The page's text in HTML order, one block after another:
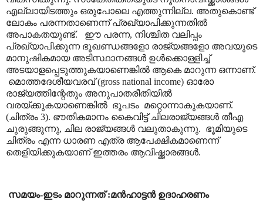
എല്ലായിടത്തും ഒരുപോലെ എത്തുന്നില്ല. അതുകൊണ്ട്
ലോകം പരന്നതാണെന്ന് പ്രഖ്യാപിക്കുന്നതിൽ
അപാകതയുണ്ട്.
ഈ പരന്ന, നിശ്ചിത വലിപ്പം
പ്രഖ്യാപിക്കുന്ന ഭൂഖണ്ഡങ്ങളോ രാജ്യങ്ങളോ അവയുടെ
മാനുഷികമായ അടിസ്ഥാനങ്ങൾ ഉൾക്കൊള്ളിച്ച്
അടയാളപ്പെടുത്തുകയാണെങ്കിൽ ആകെ മാറുന്ന ഒന്നാണ്.
മൊത്തദേശീയവരവ് (gross national income) ഓരോ
രാജ്യത്തിന്റേതും അനുപാതരീതിയിൽ
വരയ്ക്കുകയാണെങ്കിൽ ഭൂപടം മറ്റൊന്നാകുകയാണ്.
(ചിത്രം 3). ഭൗതികമാനം കൈവിട്ട് ചിലരാജ്യങ്ങൾ തീഎ
ചുരുങ്ങുന്നു, ചില രാജ്യങ്ങൾ വലുതാകുന്നു. ഭൂമിയുടെ
ചിത്രം എന്ന ധാരണ എത്ര ആപേക്ഷികമാണെന്ന്
തെളിയിക്കുകയാണ് ഇത്തരം ആവിഷ്ക്കാരങ്ങൾ.
സമയം-ഇടം മാറുന്നത് :മൻഹാട്ടൻ ഉദാഹരണം